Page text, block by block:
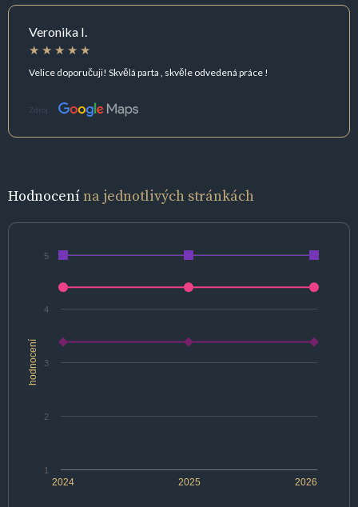
Veronika I.
Velice doporučuji! Skvělá parta , skvěle odvedená práce !
Zdroj:
Hodnocenína jednotlivých stránkách
hodnocení
2024 2025 2026
1
2
3
4
5